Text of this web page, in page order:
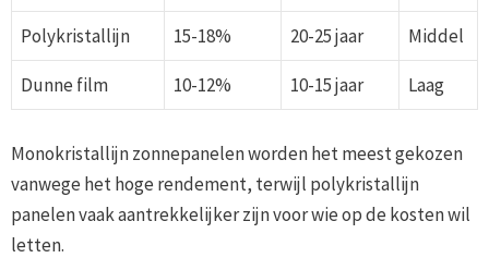
Polykristallijn 15-18% 20-25 jaar Middel
Dunne film 10-12% 10-15 jaar Laag
Monokristallijn zonnepanelen worden het meest gekozen
vanwege het hoge rendement, terwijl polykristallijn
panelen vaak aantrekkelijker zijn voor wie op de kosten wil
letten.